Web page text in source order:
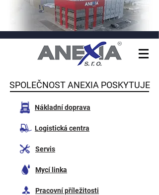
SPOLEČNOST ANEXIA POSKYTUJE
Nákladní doprava
Logistická centra
Servis
Mycí linka
Pracovní příležitosti